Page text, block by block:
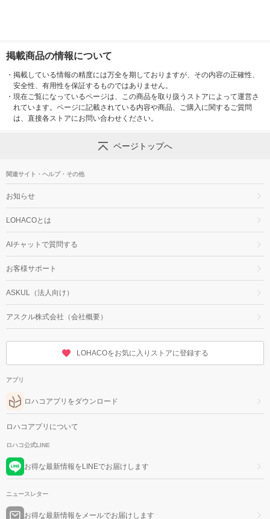
掲載商品の情報について
・ 掲載している情報の精度には万全を期しておりますが、その内容の正確性、
安全性、有用性を保証するものではありません。
・ 現在ご覧になっているページは、この商品を取り扱うストアによって運営さ
れています。ページに記載されている内容や商品、ご購入に関するご質問
は、直接各ストアにお問い合わせください。
ページトップへ
関連サイト・ヘルプ・その他
お知らせ
LOHACOとは
AIチャットで質問する
お客様サポート
ASKUL（法人向け）
アスクル株式会社（会社概要）
LOHACOをお気に入りストアに登録する
アプリ
ロハコアプリをダウンロード
ロハコアプリについて
ロハコ公式LINE
お得な最新情報をLINEでお届けします
ニュースレター
お得な最新情報をメールでお届けします